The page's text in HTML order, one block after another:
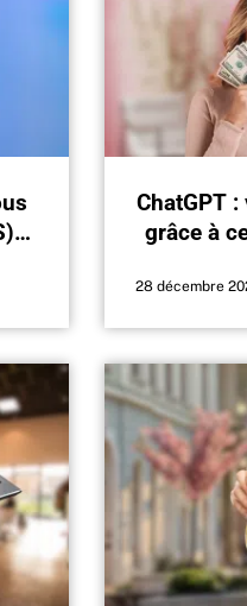
ChatGPT
grâce à
28 décembre